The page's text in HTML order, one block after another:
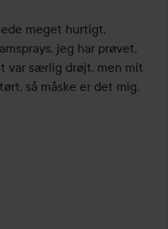
meget hurtigt,
jeg har prøvet,
var særlig drøjt, men mit
så måske er det mig,